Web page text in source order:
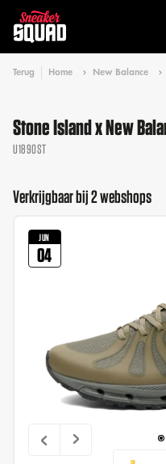
Terug Home New Balance
Stone Island x New
U1890ST
Verkrijgbaar bij 2 webshops
JUN
04